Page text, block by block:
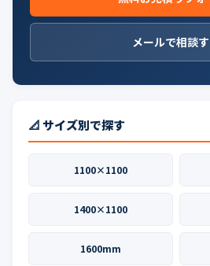
メールで相談
📐 サイズ別で探す
1100×1100
1400×1100
1600mm